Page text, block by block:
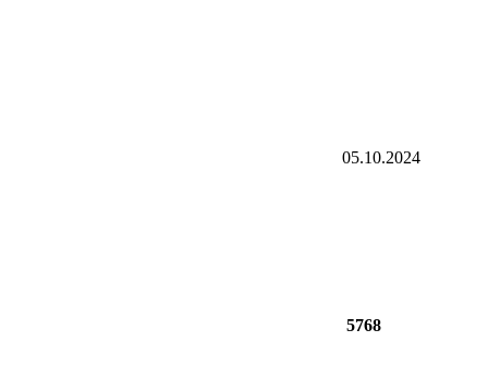
05.10.2024
5768